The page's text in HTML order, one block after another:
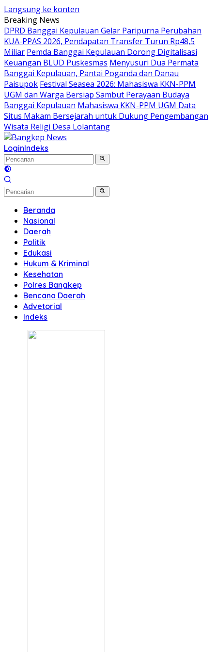
Langsung ke konten
Breaking News
DPRD Banggai Kepulauan Gelar Paripurna Perubahan
KUA-PPAS 2026, Pendapatan Transfer Turun Rp48,5
Miliar Pemda Banggai Kepulauan Dorong Digitalisasi
Keuangan BLUD Puskesmas Menyusuri Dua Permata
Banggai Kepulauan, Pantai Poganda dan Danau
Paisupok Festival Seasea 2026: Mahasiswa KKN-PPM
UGM dan Warga Bersiap Sambut Perayaan Budaya
Banggai Kepulauan Mahasiswa KKN-PPM UGM Data
Situs Makam Bersejarah untuk Dukung Pengembangan
Wisata Religi Desa Lolantang
LoginIndeks
Beranda
Nasional
Daerah
Politik
Edukasi
Hukum & Kriminal
Kesehatan
Polres Bangkep
Bencana Daerah
Advetorial
Indeks